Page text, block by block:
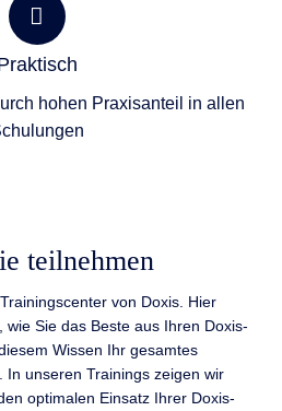
hohen Praxisanteil in allen
teilnehmen
von Doxis. Hier
Sie das Beste aus Ihren Doxis-
Wissen Ihr gesamtes
In unseren Trainings zeigen wir
optimalen Einsatz Ihrer Doxis-